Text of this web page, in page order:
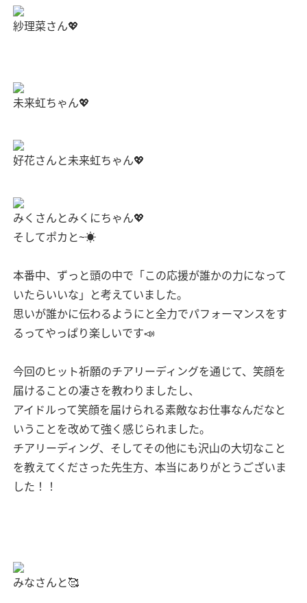
紗理菜さん💖
未来虹ちゃん💖
好花さんと未来虹ちゃん💖
みくさんとみくにちゃん💖
そしてポカと~☀️
本番中、ずっと頭の中で「この応援が誰かの力になって
いたらいいな」と考えていました。
思いが誰かに伝わるようにと全力でパフォーマンスをす
るってやっぱり楽しいです📣
今回のヒット祈願のチアリーディングを通じて、笑顔を
届けることの凄さを教わりましたし、
アイドルって笑顔を届けられる素敵なお仕事なんだなと
いうことを改めて強く感じられました。
チアリーディング、そしてその他にも沢山の大切なこと
を教えてくださった先生方、本当にありがとうございま
した！！
みなさんと🥰